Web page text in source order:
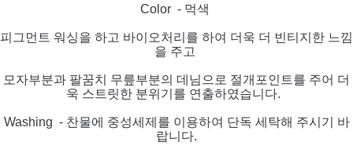
Color - 먹색
피그먼트 워싱을 하고 바이오처리를 하여 더욱 더 빈티지한 느낌
을 주고
모자부분과 팔꿈치 무릎부분의 데님으로 절개포인트를 주어 더
욱 스트릿한 분위기를 연출하였습니다.
Washing - 찬물에 중성세제를 이용하여 단독 세탁해 주시기 바
랍니다.